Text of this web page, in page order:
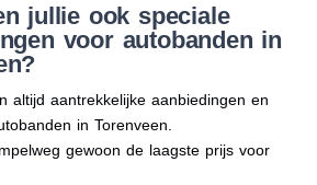
jullie ook speciale
voor autobanden in
altijd aantrekkelijke aanbiedingen en
in Torenveen.
gewoon de laagste prijs voor